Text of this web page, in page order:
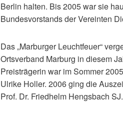
Berlin halten. Bis 2005 war sie
Bundesvorstands der Vereinten
Das „Marburger Leuchtfeuer“
Ortsverband Marburg in diesem
Preisträgerin war im Sommer
Ulrike Holler. 2006 ging die
Prof. Dr. Friedhelm Hengsbach SJ.